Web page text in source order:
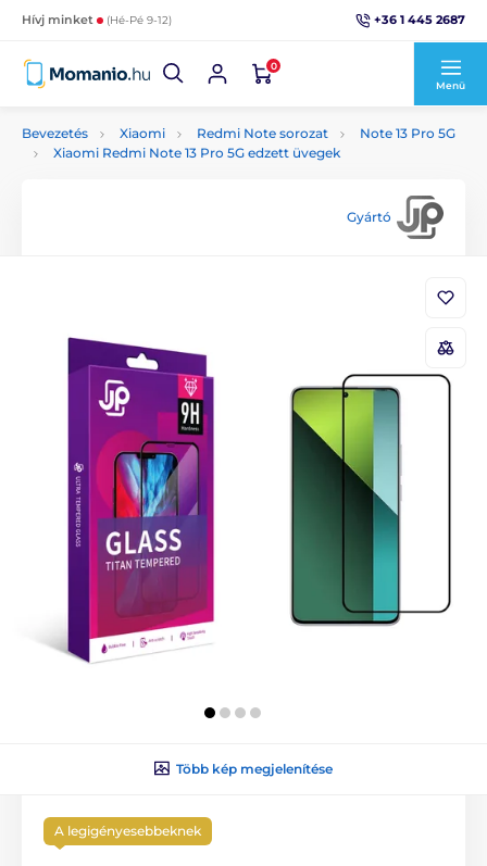
Hívj minket (Hé-Pé 9-12) +36 1 445 2687
0
Menü
Bevezetés Xiaomi Redmi Note sorozat
Note 13 Pro 5G
Xiaomi Redmi Note 13 Pro 5G edzett üvegek
Gyártó
Több kép megjelenítése
A legigényesebbeknek